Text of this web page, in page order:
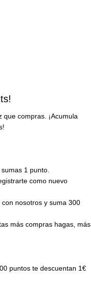
que compras. ¡Acumula
1 punto.
como nuevo
con nosotros y suma 300
más compras hagas, más
puntos te descuentan 1€